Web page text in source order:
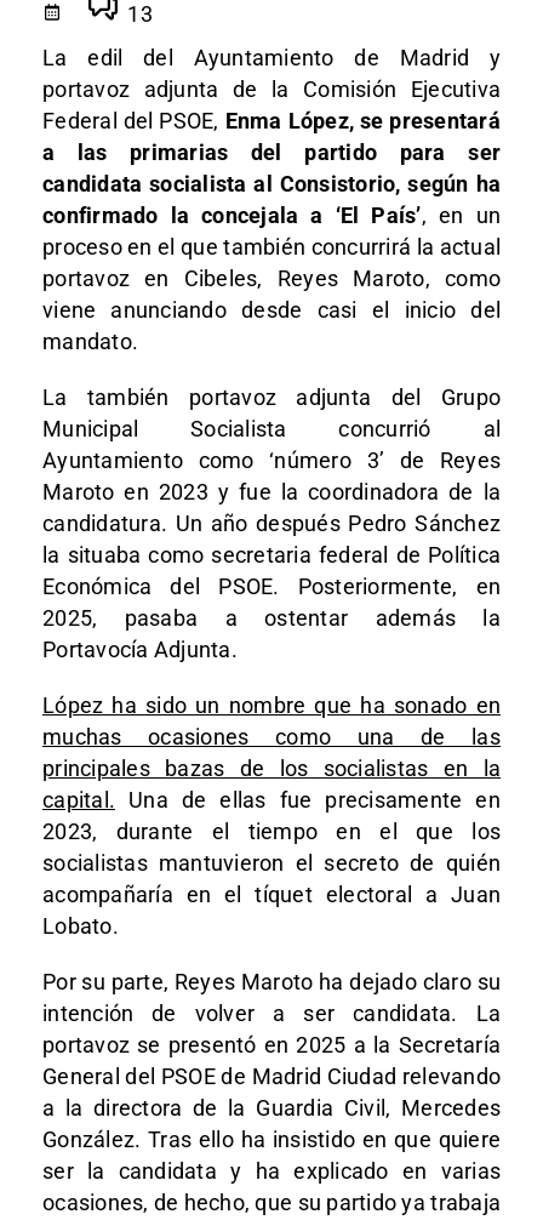
13
La edil del Ayuntamiento de Madrid y
portavoz adjunta de la Comisión Ejecutiva
Federal del PSOE, Enma López, se presentará
a las primarias del partido para ser
candidata socialista al Consistorio, según ha
confirmado la concejala a ‘El País’, en un
proceso en el que también concurrirá la actual
portavoz en Cibeles, Reyes Maroto, como
viene anunciando desde casi el inicio del
mandato.
La también portavoz adjunta del Grupo
Municipal Socialista concurrió al
Ayuntamiento como ‘número 3’ de Reyes
Maroto en 2023 y fue la coordinadora de la
candidatura. Un año después Pedro Sánchez
la situaba como secretaria federal de Política
Económica del PSOE. Posteriormente, en
2025, pasaba a ostentar además la
Portavocía Adjunta.
López ha sido un nombre que ha sonado en
muchas ocasiones como una de las
principales bazas de los socialistas en la
capital. Una de ellas fue precisamente en
2023, durante el tiempo en el que los
socialistas mantuvieron el secreto de quién
acompañaría en el tíquet electoral a Juan
Lobato.
Por su parte, Reyes Maroto ha dejado claro su
intención de volver a ser candidata. La
portavoz se presentó en 2025 a la Secretaría
General del PSOE de Madrid Ciudad relevando
a la directora de la Guardia Civil, Mercedes
González. Tras ello ha insistido en que quiere
ser la candidata y ha explicado en varias
ocasiones, de hecho, que su partido ya trabaja